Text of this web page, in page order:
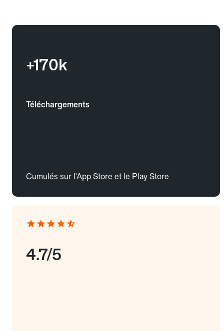
+170k
Téléchargements
Cumulés sur l'App Store et le Play Store
4.7/5